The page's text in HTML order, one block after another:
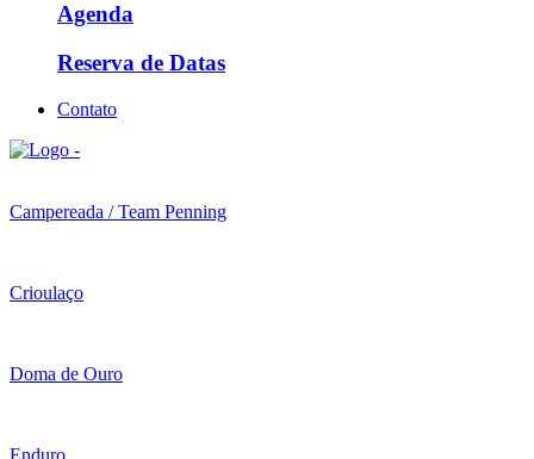
Agenda
Reserva de Datas
Contato
Campereada / Team Penning
Crioulaço
Doma de Ouro
Enduro